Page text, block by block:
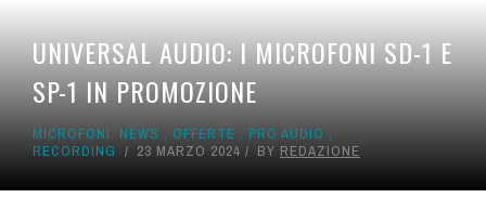
UNIVERSAL AUDIO: I MICROFONI SD-1 E
SP-1 IN PROMOZIONE
MICROFONI, NEWS , OFFERTE , PRO AUDIO ,
RECORDING
23 MARZO 2024 BY REDAZIONE